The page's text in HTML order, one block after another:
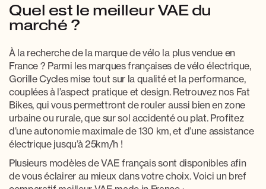
Quel est le meilleur VAE du
marché ?
À la recherche de la marque de vélo la plus vendue en
France ? Parmi lesmarques françaises de vélo électrique,
Gorille Cycles mise tout sur la qualité et la performance,
couplées à l’aspect pratique et design. Retrouveznos Fat
Bikes, qui vous permettront de rouler aussi bien en zone
urbaine ou rurale, que sur sol accidenté ou plat. Profitez
d’une autonomie maximale de 130 km, et d’une assistance
électrique jusqu’à 25km/h !
Plusieurs modèles de VAE françaissont disponibles afin
de vous éclairer au mieux dans votre choix. Voici un bref